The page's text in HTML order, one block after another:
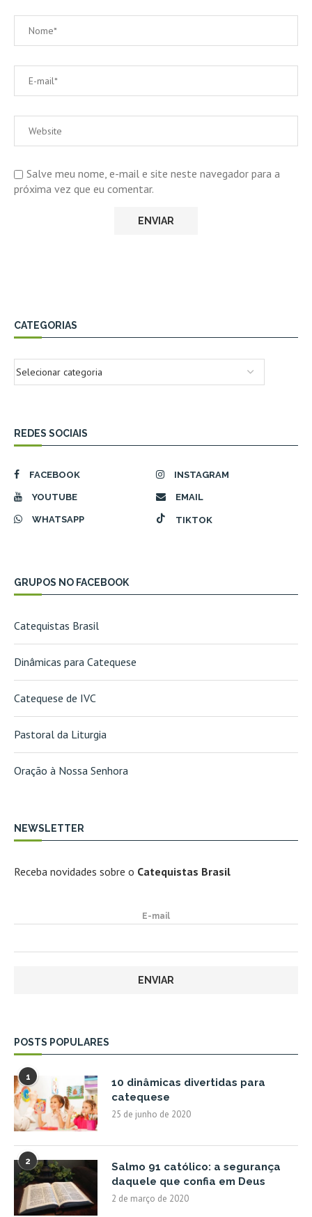
Salve meu nome, e-mail e site neste navegador para a
próxima vez que eu comentar.
CATEGORIAS
REDES SOCIAIS
FACEBOOK INSTAGRAM
YOUTUBE EMAIL
WHATSAPP TIKTOK
GRUPOS NO FACEBOOK
Catequistas Brasil
Dinâmicas para Catequese
Catequese de IVC
Pastoral da Liturgia
Oração à Nossa Senhora
NEWSLETTER
Receba novidades sobre o Catequistas Brasil
E-mail
POSTS POPULARES
1
10 dinâmicas divertidas para
catequese
25 de junho de 2020
2
Salmo 91 católico: a segurança
daquele que confia em Deus
2 de março de 2020